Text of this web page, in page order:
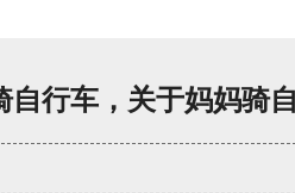
自行车，关于妈妈骑